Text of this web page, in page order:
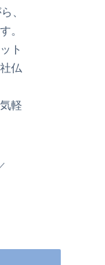
、
。
ト
仏
軽